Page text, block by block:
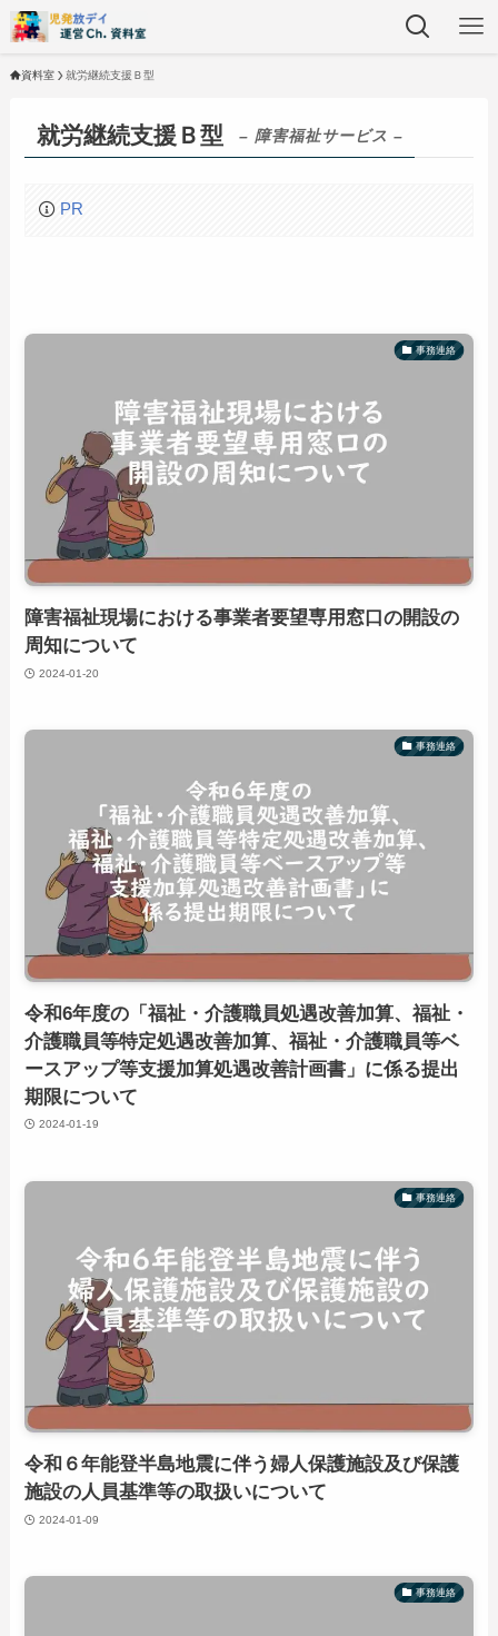
資料室 就労継続支援Ｂ型
就労継続支援Ｂ型 – 障害福祉サービス –
PR
事務連絡
障害福祉現場における事業者要望専用窓口の開設の
周知について
2024-01-20
事務連絡
令和6年度の「福祉・介護職員処遇改善加算、福祉・
介護職員等特定処遇改善加算、福祉・介護職員等ベ
ースアップ等支援加算処遇改善計画書」に係る提出
期限について
2024-01-19
事務連絡
令和６年能登半島地震に伴う婦人保護施設及び保護
施設の人員基準等の取扱いについて
2024-01-09
事務連絡